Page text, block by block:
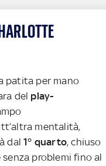
patita per mano
del play-
mentalità,
dal1° quarto, chiuso
senza problemi fino al